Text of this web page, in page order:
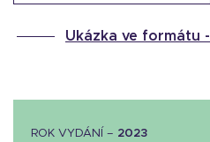
Ukázka ve formátu -
ROK VYDÁNÍ – 2023